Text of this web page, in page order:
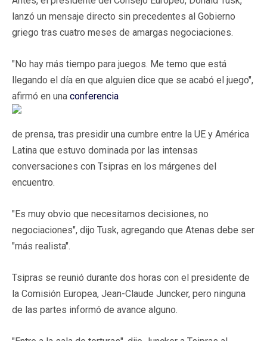
lanzó un mensaje directo sin precedentes al Gobierno
griego tras cuatro meses de amargas negociaciones.
"No hay más tiempo para juegos. Me temo que está
llegando el día en que alguien dice que se acabó el juego",
afirmó en una conferencia
de prensa, tras presidir una cumbre entre la UE y América
Latina que estuvo dominada por las intensas
conversaciones con Tsipras en los márgenes del
encuentro.
"Es muy obvio que necesitamos decisiones, no
negociaciones", dijo Tusk, agregando que Atenas debe ser
"más realista".
Tsipras se reunió durante dos horas con el presidente de
la Comisión Europea, Jean-Claude Juncker, pero ninguna
de las partes informó de avance alguno.